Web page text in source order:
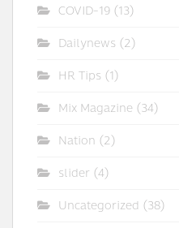
COVID-19 (13)
Dailynews (2)
HR Tips (1)
Mix Magazine (34)
Nation (2)
slider (4)
Uncategorized (38)